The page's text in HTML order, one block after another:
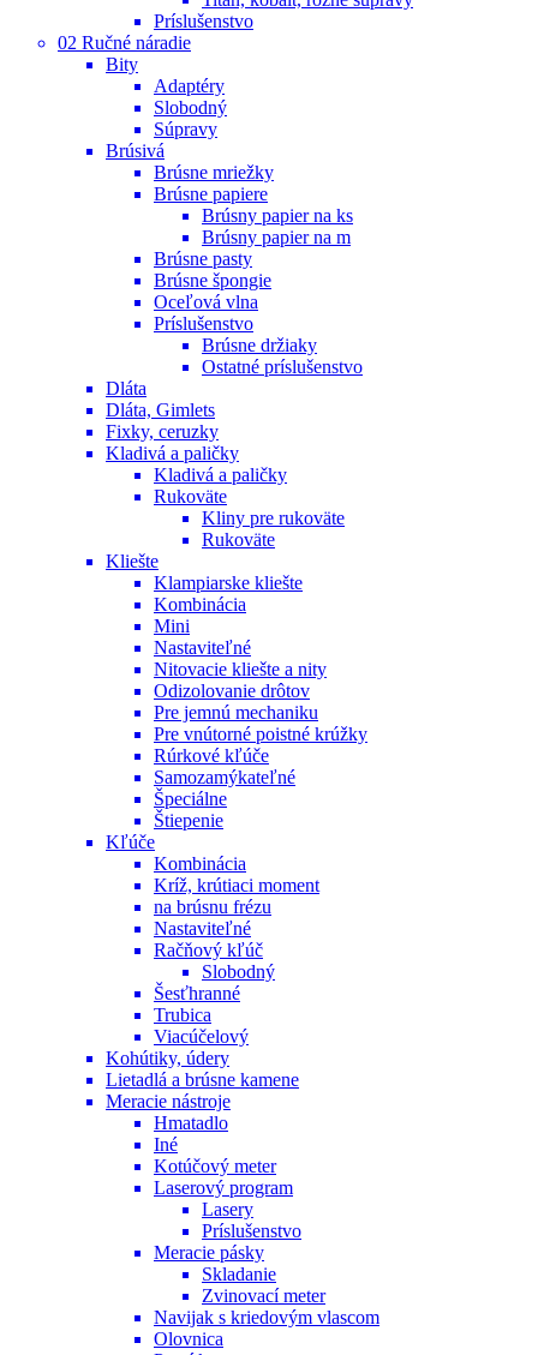
Príslušenstvo
02 Ručné náradie
Bity
Adaptéry
Slobodný
Súpravy
Brúsivá
Brúsne mriežky
Brúsne papiere
Brúsny papier na ks
Brúsny papier na m
Brúsne pasty
Brúsne špongie
Oceľová vlna
Príslušenstvo
Brúsne držiaky
Ostatné príslušenstvo
Dláta
Dláta, Gimlets
Fixky, ceruzky
Kladivá a paličky
Kladivá a paličky
Rukoväte
Kliny pre rukoväte
Rukoväte
Kliešte
Klampiarske kliešte
Kombinácia
Mini
Nastaviteľné
Nitovacie kliešte a nity
Odizolovanie drôtov
Pre jemnú mechaniku
Pre vnútorné poistné krúžky
Rúrkové kľúče
Samozamýkateľné
Špeciálne
Štiepenie
Kľúče
Kombinácia
Kríž, krútiaci moment
na brúsnu frézu
Nastaviteľné
Račňový kľúč
Slobodný
Šesťhranné
Trubica
Viacúčelový
Kohútiky, údery
Lietadlá a brúsne kamene
Meracie nástroje
Hmatadlo
Iné
Kotúčový meter
Laserový program
Lasery
Príslušenstvo
Meracie pásky
Skladanie
Zvinovací meter
Navijak s kriedovým vlascom
Olovnica